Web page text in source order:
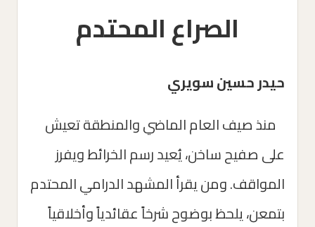
الصراع المحتدم
حيدر حسين سويري
منذ صيف العام الماضي والمنطقة تعيش
على صفيح ساخن، يُعيد رسم الخرائط ويفرز
المواقف. ومن يقرأ المشهد الدرامي المحتدم
بتمعن، يلحظ بوضوح شرخاً عقائدياً وأخلاقياً